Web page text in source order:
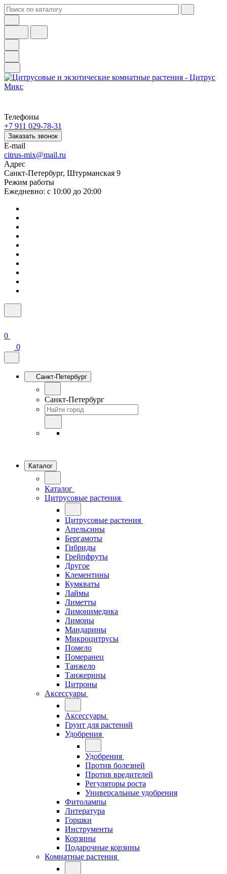
Телефоны
+7 911 029-78-31
Заказать звонок
E-mail
citrus-mix@mail.ru
Адрес
Санкт-Петербург, Штурманская 9
Режим работы
Ежедневно: с 10:00 до 20:00
0
0
Санкт-Петербург
Санкт-Петербург
Каталог
Каталог
Цитрусовые растения
Цитрусовые растения
Апельсины
Бергамоты
Гибриды
Грейпфруты
Другое
Клементины
Кумкваты
Лаймы
Лиметты
Лимонимедика
Лимоны
Мандарины
Микроцитрусы
Помело
Померанец
Танжело
Танжерины
Цитроны
Аксессуары
Аксессуары
Грунт для растений
Удобрения
Удобрения
Против болезней
Против вредителей
Регуляторы роста
Универсальные удобрения
Фитолампы
Литература
Горшки
Инструменты
Корзины
Подарочные корзины
Комнатные растения